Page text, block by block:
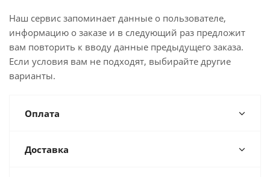
Наш сервис запоминает данные о пользователе,
информацию о заказе и в следующий раз предложит
вам повторить к вводу данные предыдущего заказа.
Если условия вам не подходят, выбирайте другие
варианты.
Оплата
Доставка